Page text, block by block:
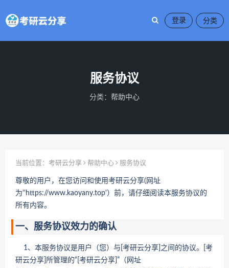
登录
服务协议
分类： 帮助中心
当前位置： 考研云分享 帮助中心 服务协议
尊敬的用户，在您访问和使用考研云分享(网址
为''https://www.kaoyany.top'）前，请仔细阅读本服务协议的
所有内容。
一、服务协议效力的确认
1、本服务协议是用户（您）与[考研云分享]之间的协议。[考
研云分享]所管理的“[考研云分享]”（网址